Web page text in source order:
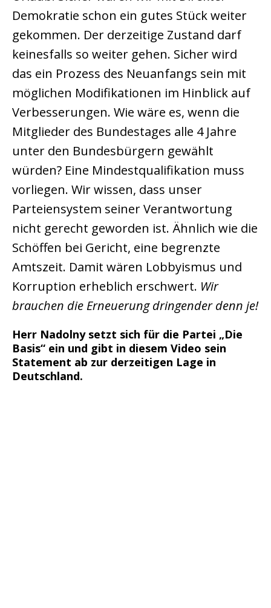
Demokratie schon ein gutes Stück weiter
gekommen. Der derzeitige Zustand darf
keinesfalls so weiter gehen. Sicher wird
das ein Prozess des Neuanfangs sein mit
möglichen Modifikationen im Hinblick auf
Verbesserungen. Wie wäre es, wenn die
Mitglieder des Bundestages alle 4 Jahre
unter den Bundesbürgern gewählt
würden? Eine Mindestqualifikation muss
vorliegen. Wir wissen, dass unser
Parteiensystem seiner Verantwortung
nicht gerecht geworden ist. Ähnlich wie die
Schöffen bei Gericht, eine begrenzte
Amtszeit. Damit wären Lobbyismus und
Korruption erheblich erschwert. Wir
brauchen die Erneuerung dringender denn je!
Herr Nadolny setzt sich für die Partei „Die
Basis“ ein und gibt in diesem Video sein
Statement ab zur derzeitigen Lage in
Deutschland.